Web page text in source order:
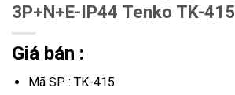
3P+N+E-IP44 Tenko TK-415
Giá bán :
Mã SP : TK-415